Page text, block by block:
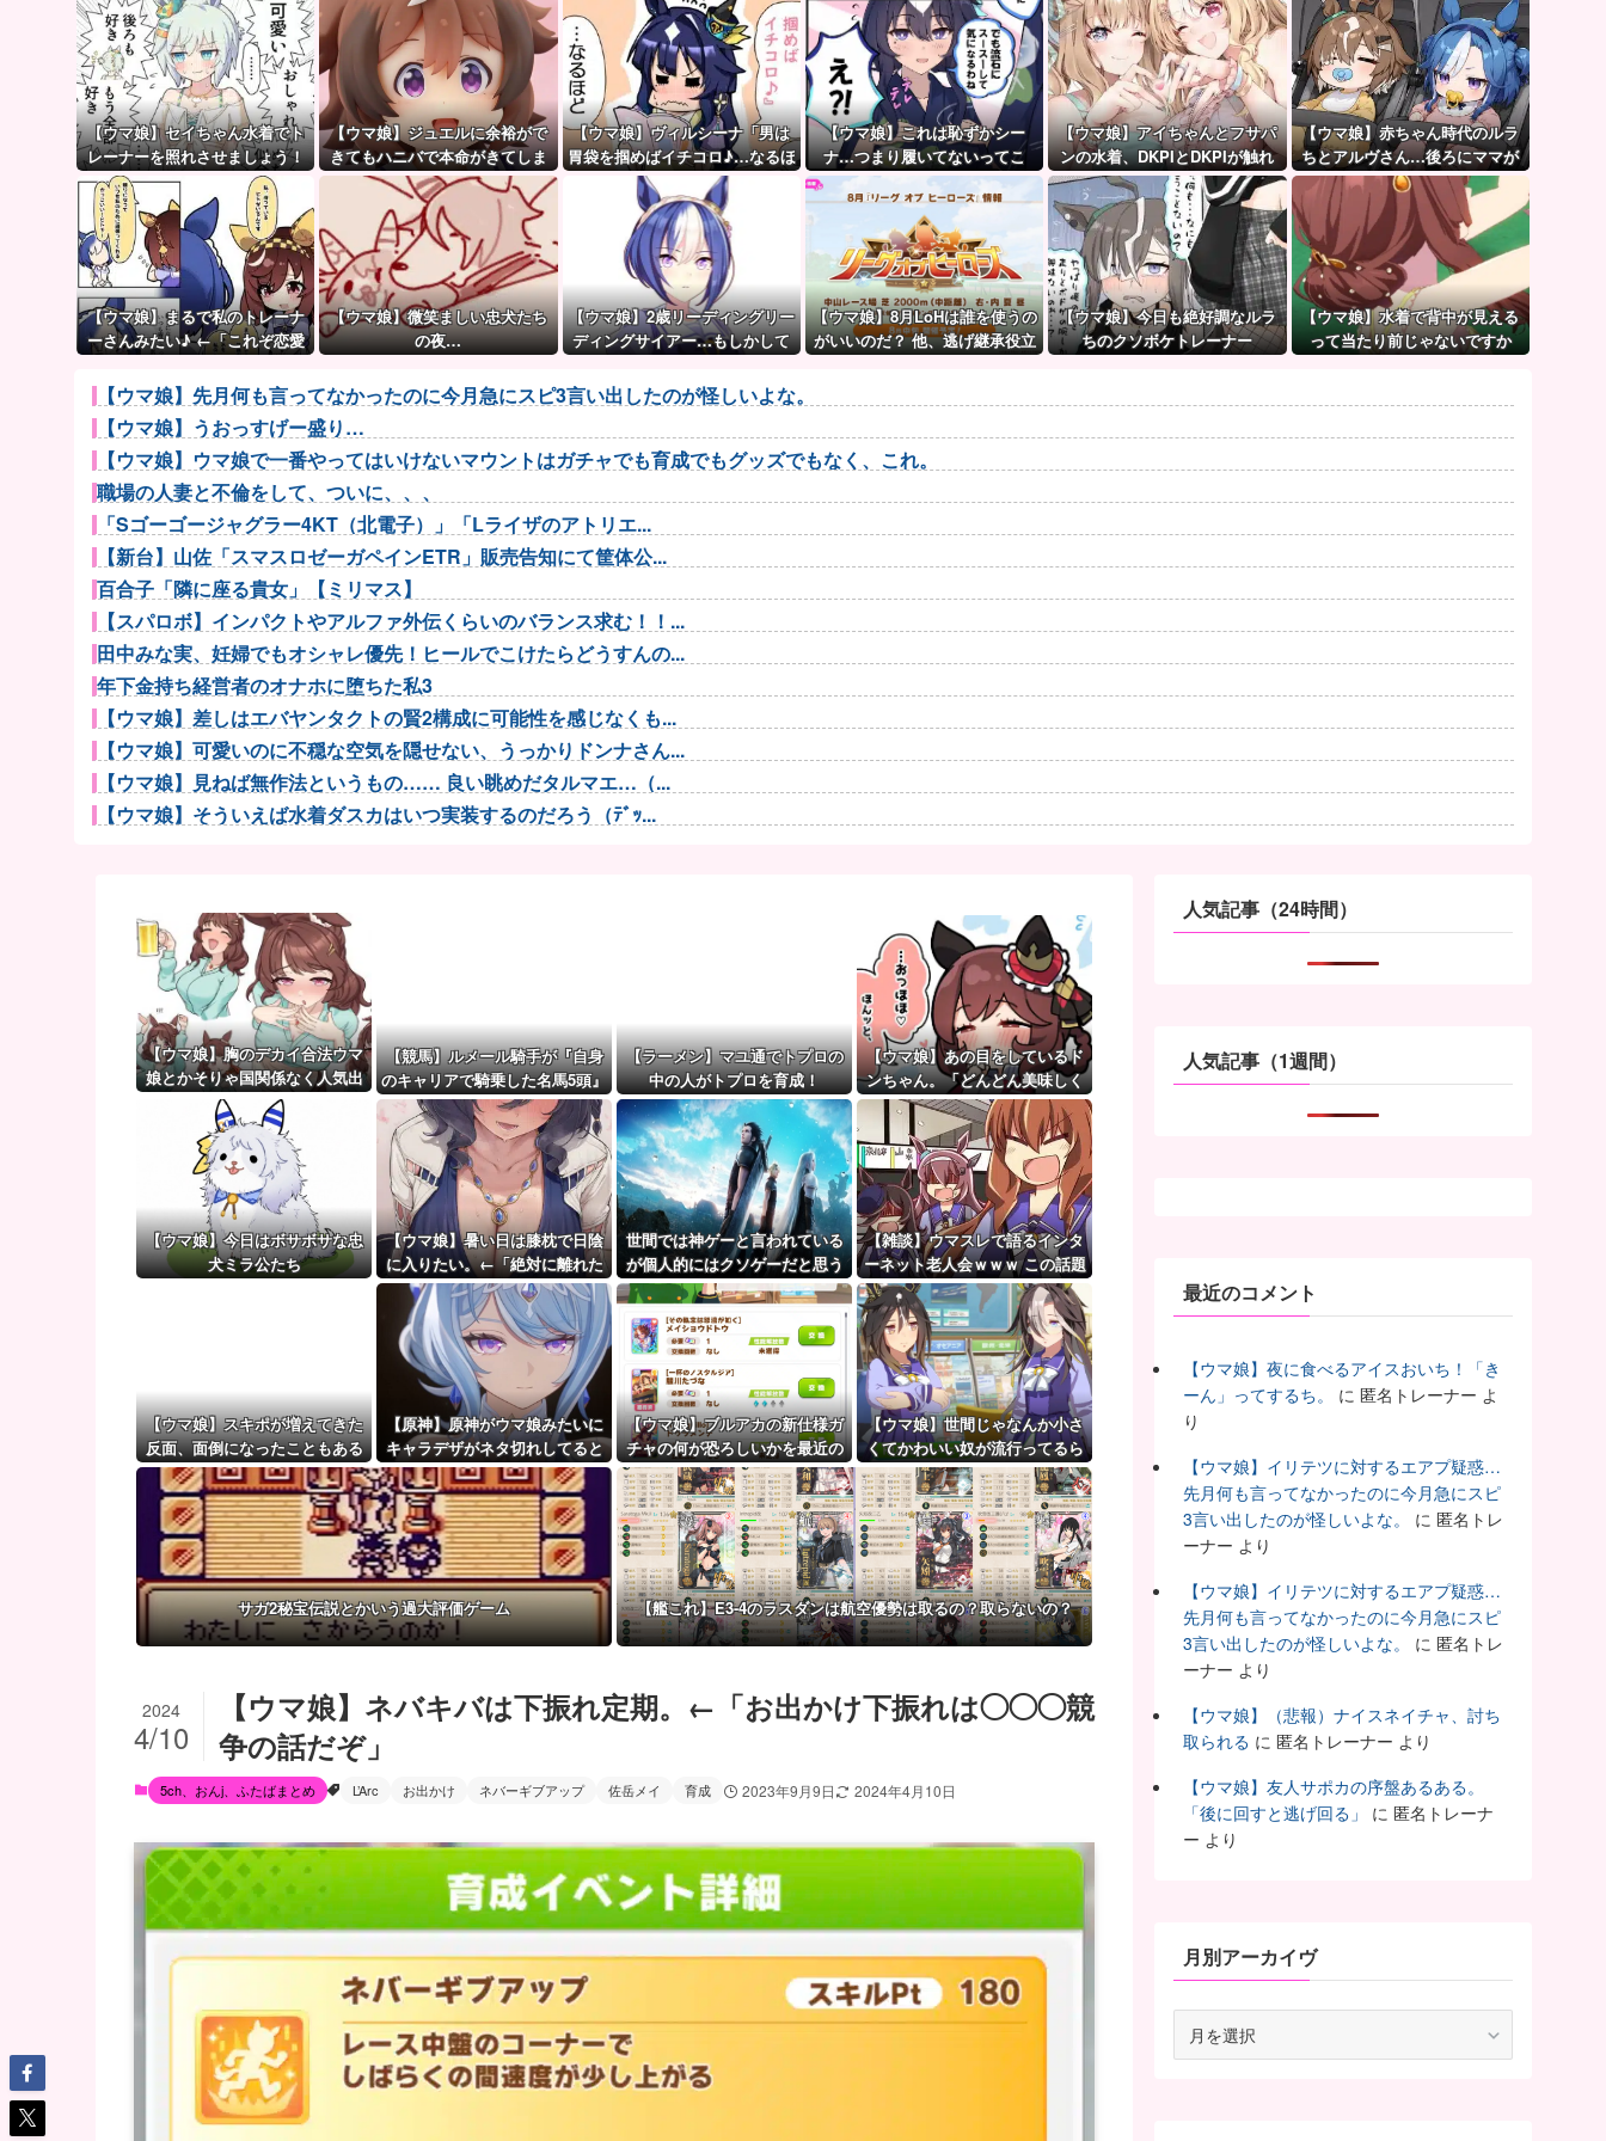
【ウマ娘】セイちゃん水着でト
レーナーを照れさせましょう！
→ 結果
【ウマ娘】ジュエルに余裕がで
きてもハニバで本命がきてしま
うのだ。
【ウマ娘】ヴィルシーナ「男は
胃袋を掴めばイチコロ♪…なるほ
ど。」→ 一方ジェンティルさん
（アカン）
【ウマ娘】これは恥ずかシー
ナ…つまり履いてないってこ
と！？
【ウマ娘】アイちゃんとフサパ
ンの水着、DKPIとDKPIが触れ
てる構図が良き…
【ウマ娘】赤ちゃん時代のルラ
ちとアルヴさん…後ろにママが
見えるな？
【ウマ娘】まるで私のトレーナ
ーさんみたい♪ ←「これぞ恋愛
【ウマ娘】微笑ましい忠犬たち
の夜…
【ウマ娘】2歳リーディングリー
ディングサイアー…もしかして
【ウマ娘】8月LoHは誰を使うの
がいいのだ？ 他、逃げ継承役立
【ウマ娘】今日も絶好調なルラ
ちのクソボケトレーナー
【ウマ娘】水着で背中が見える
って当たり前じゃないですか
【ウマ娘】先月何も言ってなかったのに今月急にスピ3言い出したのが怪しいよな。
【ウマ娘】うおっすげー盛り…
【ウマ娘】ウマ娘で一番やってはいけないマウントはガチャでも育成でもグッズでもなく、これ。
職場の人妻と不倫をして、ついに、、、
「Sゴーゴージャグラー4KT（北電子）」「Lライザのアトリエ...
【新台】山佐「スマスロゼーガペインETR」販売告知にて筐体公...
百合子「隣に座る貴女」【ミリマス】
【スパロボ】インパクトやアルファ外伝くらいのバランス求む！！...
田中みな実、妊婦でもオシャレ優先！ヒールでこけたらどうすんの...
年下金持ち経営者のオナホに堕ちた私3
【ウマ娘】差しはエバヤンタクトの賢2構成に可能性を感じなくも...
【ウマ娘】可愛いのに不穏な空気を隠せない、うっかりドンナさん...
【ウマ娘】見ねば無作法というもの…… 良い眺めだタルマエ…（...
【ウマ娘】そういえば水着ダスカはいつ実装するのだろう（ﾃﾞｯ...
『ほの暮しの庭』Switch2版 21,965本、Switc...
増水した川に取り残されたアライグマ、パドルボードで救助されて...
フランス人「欲張りすぎだ」中村敬斗、ランス残留の可能性を会長...
とれたてっ！で海水浴客の水着彼女おっぱいが映し出される
【beatmania IIDX】(26/08/06)「Spa...
彼氏「俺の親は毒親。だから結婚しても一切関わらなくていい」私...
【ウマ娘】（審議）無凸ブーケと完凸シャカール、中距離先行編成...
【ウマ娘】覚醒Lv6、7の解放が今後2か月置きに実装予定！第...
【ウマ娘】胸のデカイ合法ウマ
娘とかそりゃ国関係なく人気出
るわな
【競馬】ルメール騎手が『自身
のキャリアで騎乗した名馬5頭』
を語る
【ラーメン】マユ通でトプロの
中の人がトプロを育成！
【ウマ娘】あの目をしているド
ンちゃん。「どんどん美味しく
実る…♡」
【ウマ娘】今日はボサボサな忠
犬ミラ公たち
【ウマ娘】暑い日は膝枕で日陰
に入りたい。←「絶対に離れた
くない場所だな」
世間では神ゲーと言われている
が個人的にはクソゲーだと思う
ゲーム挙げてけ
【雑談】ウマスレで語るインタ
ーネット老人会ｗｗｗ この話題
についていけないってマ
ジ…！？
【ウマ娘】スキポが増えてきた
反面、面倒になったこともある
【原神】原神がウマ娘みたいに
キャラデザがネタ切れしてると
か言ってる奴いるんだが、そう
なの？
【ウマ娘】ブルアカの新仕様ガ
チャの何が恐ろしいかを最近の
ウマ娘ガチャに例えると…地獄
だな？
【ウマ娘】世間じゃなんか小さ
くてかわいい奴が流行ってるら
しいな？
サガ2秘宝伝説とかいう過大評価ゲーム 【艦これ】E3-4のラスダンは航空優勢は取るの？取らないの？
【ウマ娘】ネバキバは下振れ定期。←「お出かけ下振れは◯◯◯競
争の話だぞ」
2024
4/10
5ch、おんj、ふたばまとめ L’Arc お出かけ ネバーギブアップ 佐岳メイ 育成 2023年9月9日 2024年4月10日
人気記事（24時間）
人気記事（1週間）
最近のコメント
【ウマ娘】夜に食べるアイスおいち！「き
ーん」ってするち。
に 匿名トレーナー よ
り
【ウマ娘】イリテツに対するエアプ疑惑…
先月何も言ってなかったのに今月急にスピ
3言い出したのが怪しいよな。
に 匿名トレ
ーナー より
【ウマ娘】イリテツに対するエアプ疑惑…
先月何も言ってなかったのに今月急にスピ
3言い出したのが怪しいよな。
に 匿名トレ
ーナー より
【ウマ娘】（悲報）ナイスネイチャ、討ち
取られる に 匿名トレーナー より
【ウマ娘】友人サポカの序盤あるある。
「後に回すと逃げ回る」
に 匿名トレーナ
ー より
月別アーカイヴ